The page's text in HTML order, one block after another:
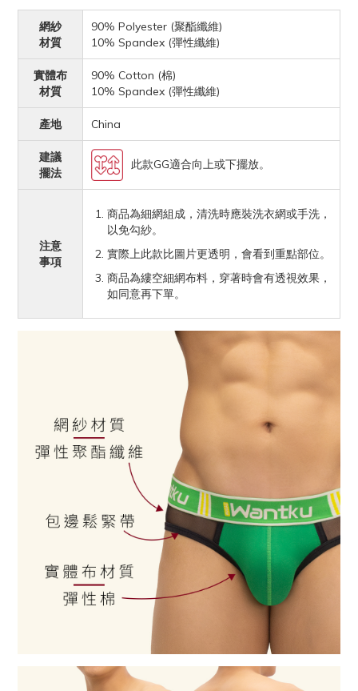
網紗
材質
90% Polyester (聚酯纖維)
10% Spandex (彈性纖維)
實體布
材質
90% Cotton (棉)
10% Spandex (彈性纖維)
產地 China
建議
擺法
此款GG適合向上或下擺放。
注意
事項
商品為細網組成，清洗時應裝洗衣網或手洗，
以免勾紗。
實際上此款比圖片更透明，會看到重點部位。
商品為縷空細網布料，穿著時會有透視效果，
如同意再下單。